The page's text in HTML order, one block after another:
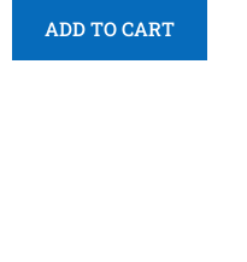
ADD TO CART